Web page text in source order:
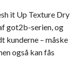
it Up Texture Dry
got2b-serien, og
kunderne – måske
også kan fås